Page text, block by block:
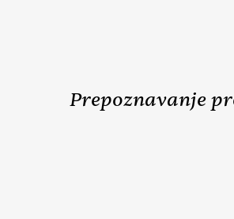
Prepoznavanje